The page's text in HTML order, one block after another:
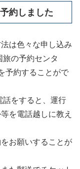
約しました
は色々な申し込み
の予約センタ
予約することがで
話をすると、運行
を電話越しに教え
お願いすることが